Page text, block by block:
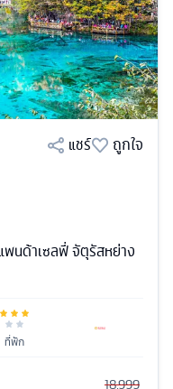
แชร์
ถูกใจ
นด้าเซลฟี่ จัตุรัสหย่าง
ที่พัก
18,999